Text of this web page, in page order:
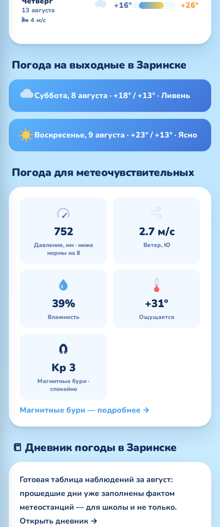
13 августа +16° +26°
🌬 4 м/с
Погода на выходные в Заринске
Суббота, 8 августа · +18° / +13° · Ливень
Воскресенье, 9 августа · +23° / +13° · Ясно
Погода для метеочувствительных
752
Давление, мм · ниже
нормы на 8
2.7 м/с
Ветер, Ю
39%
Влажность
+31°
Ощущается
🧲
Kp 3
Магнитные бури ·
спокойно
Магнитные бури — подробнее →
📒 Дневник погоды в Заринске
Готовая таблица наблюдений за август:
прошедшие дни уже заполнены фактом
метеостанций — для школы и не только.
Открыть дневник →